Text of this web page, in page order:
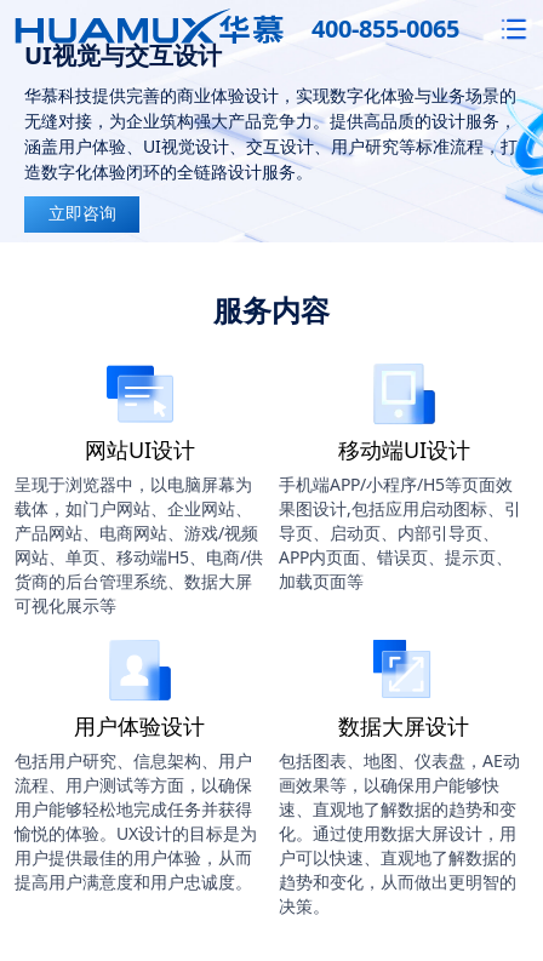
400-855-0065
UI视觉与交互设计
华慕科技提供完善的商业体验设计，实现数字化体验与业务场景的
无缝对接，为企业筑构强大产品竞争力。提供高品质的设计服务，
涵盖用户体验、UI视觉设计、交互设计、用户研究等标准流程，打
造数字化体验闭环的全链路设计服务。
立即咨询
服务内容
网站UI设计
呈现于浏览器中，以电脑屏幕为
载体，如门户网站、企业网站、
产品网站、电商网站、游戏/视频
网站、单页、移动端H5、电商/供
货商的后台管理系统、数据大屏
可视化展示等
移动端UI设计
手机端APP/小程序/H5等页面效
果图设计,包括应用启动图标、引
导页、启动页、内部引导页、
APP内页面、错误页、提示页、
加载页面等
用户体验设计
包括用户研究、信息架构、用户
流程、用户测试等方面，以确保
用户能够轻松地完成任务并获得
愉悦的体验。UX设计的目标是为
用户提供最佳的用户体验，从而
提高用户满意度和用户忠诚度。
数据大屏设计
包括图表、地图、仪表盘，AE动
画效果等，以确保用户能够快
速、直观地了解数据的趋势和变
化。通过使用数据大屏设计，用
户可以快速、直观地了解数据的
趋势和变化，从而做出更明智的
决策。